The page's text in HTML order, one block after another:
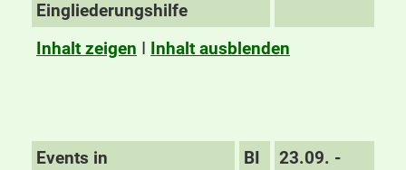
Eingliederungshilfe
Inhalt zeigen I Inhalt ausblenden
Events in
BI
23.09. -